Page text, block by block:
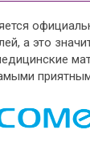
а это